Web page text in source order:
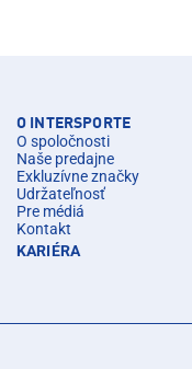
O INTERSPORTE
O spoločnosti
Naše predajne
Exkluzívne značky
Udržateľnosť
Pre médiá
Kontakt
KARIÉRA